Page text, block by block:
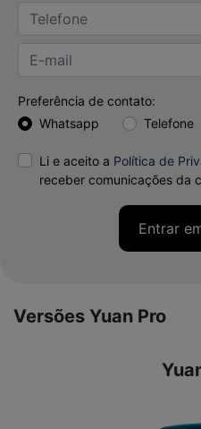
Preferência de contato:
Whatsapp
Telefone
Li e aceito a Política de
receber comunicações da
Entrar
Versões Yuan Pro